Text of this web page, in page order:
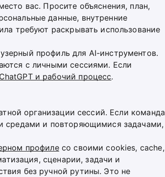
вас. Просите объяснения, план,
данные, внутренние
требуют раскрывать использование
профиль для AI-инструментов.
с личными сессиями. Если
и рабочий процесс.
организации сессий. Если команда
средами и повторяющимися задачами,
профилесо своими cookies, cache,
сценарии, задачи и
без ручной рутины. Это не